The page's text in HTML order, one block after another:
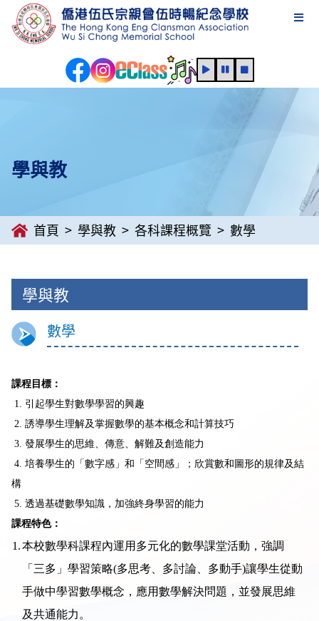
學與教
首頁 學與教 各科課程概覽 數學
學與教
數學
課程目標：
1. 引起學生對數學學習的興趣
2. 誘導學生理解及掌握數學的基本概念和計算技巧
3. 發展學生的思維、傳意、解難及創造能力
4. 培養學生的「數字感」和「空間感」；欣賞數和圖形的規律及結
構
5. 透過基礎數學知識，加強終身學習的能力
課程特色：
1. 本校數學科課程內運用多元化的數學課堂活動，強調
「三多」學習策略(多思考、多討論、多動手)讓學生從動
手做中學習數學概念，應用數學解決問題，並發展思維
及共通能力。